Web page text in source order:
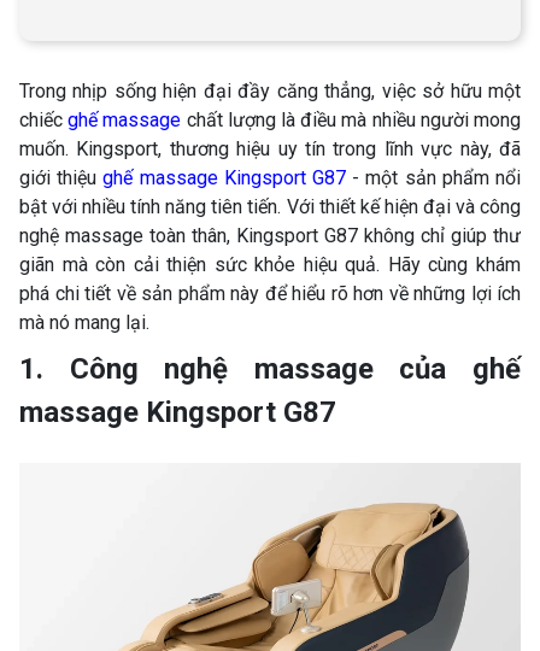
Trong nhịp sống hiện đại đầy căng thẳng, việc sở hữu một
chiếcghế massage chất lượng là điều mà nhiều người mong
muốn. Kingsport, thương hiệu uy tín trong lĩnh vực này, đã
giới thiệughế massage Kingsport G87 - một sản phẩm nổi
bật với nhiều tính năng tiên tiến. Với thiết kế hiện đại và công
nghệ massage toàn thân, Kingsport G87 không chỉ giúp thư
giãn mà còn cải thiện sức khỏe hiệu quả. Hãy cùng khám
phá chi tiết về sản phẩm này để hiểu rõ hơn về những lợi ích
mà nó mang lại.
1. Công nghệ massage của ghế
massage Kingsport G87